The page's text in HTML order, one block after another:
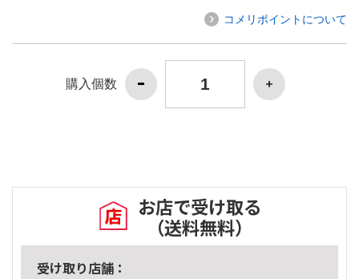
コメリポイントについて
購入個数
お店で受け取る
（送料無料）
受け取り店舗：